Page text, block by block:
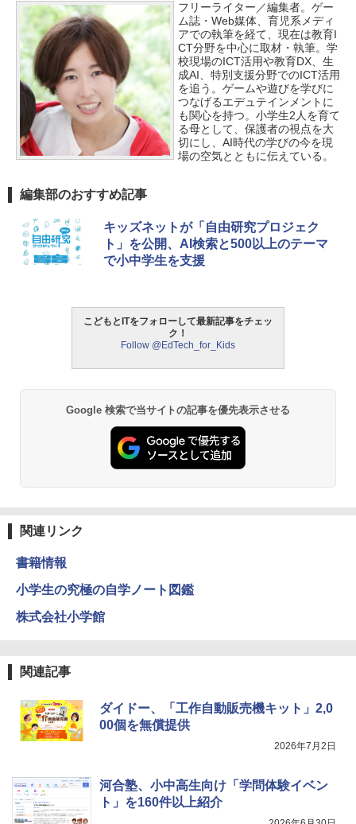
フリーライター／編集者。ゲー
ム誌・Web媒体、育児系メディ
アでの執筆を経て、現在は教育I
CT分野を中心に取材・執筆。学
校現場のICT活用や教育DX、生
成AI、特別支援分野でのICT活用
を追う。ゲームや遊びを学びに
つなげるエデュテインメントに
も関心を持つ。小学生2人を育て
る母として、保護者の視点を大
切にし、AI時代の学びの今を現
場の空気とともに伝えている。
編集部のおすすめ記事
キッズネットが「自由研究プロジェク
ト」を公開、AI検索と500以上のテーマ
で小中学生を支援
こどもとITをフォローして最新記事をチェッ
ク！
Follow @EdTech_for_Kids
Google 検索で当サイトの記事を優先表示させる
関連リンク
書籍情報
小学生の究極の自学ノート図鑑
株式会社小学館
関連記事
ダイドー、「工作自動販売機キット」2,0
00個を無償提供
2026年7月2日
河合塾、小中高生向け「学問体験イベン
ト」を160件以上紹介